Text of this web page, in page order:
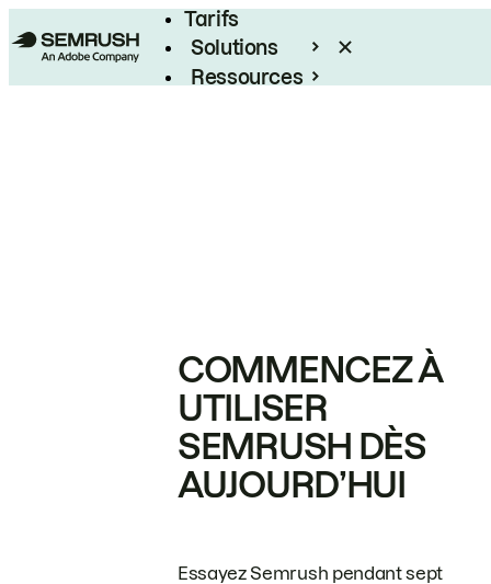
Tarifs
Solutions
Ressources
COMMENCEZ À
UTILISER
SEMRUSH DÈS
AUJOURD’HUI
Essayez Semrush pendant sept